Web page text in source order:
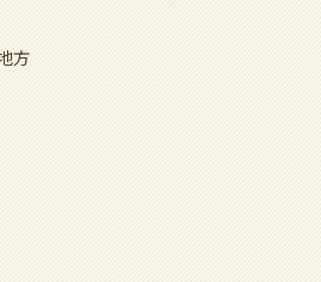
方